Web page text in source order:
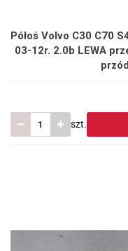
Półoś Volvo C30 C70
03-12r. 2.0b LEWA
szt.